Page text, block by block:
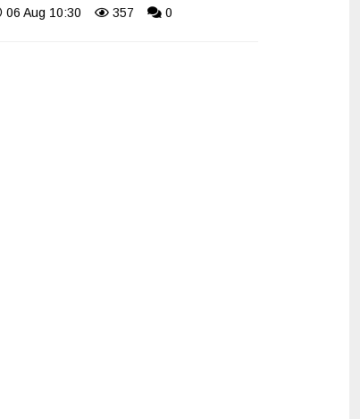
06 Aug 10:30 357 0